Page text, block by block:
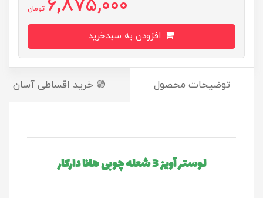
6,875,000 تومان
توضیحات محصول 🟢 خرید اقساطی آسان
لوستر آویز 3 شعله چوبی هانا دارکار